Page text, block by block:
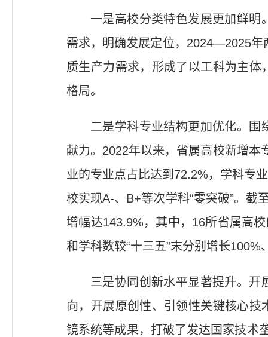
一是高校分类特色发展更加鲜明
需求，明确发展定位，2024—2025年
质生产力需求，形成了以工科为主
格局。
二是学科专业结构更加优化。围
献力。2022年以来，省属高校新增本
业的专业点占比达到72.2%，学科专
校实现A-、B+等次学科“零突破”。截
增幅达143.9%，其中，16所省属高
和学科数较“十三五”末分别增长100%
三是协同创新水平显著提升。开
向，开展原创性、引领性关键核心
镜系统等成果，打破了发达国家技术